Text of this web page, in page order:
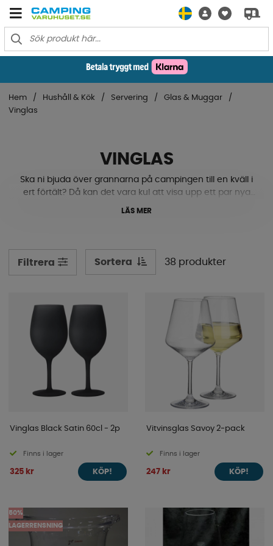
Hem Hushåll & Kök Servering
Glas & Muggar
Vinglas
VINGLAS
Ska ni bjuda över grannarna på campingen till en kväll i
ert förtält? Då kan det vara kul att visa upp ett par nya
fina vinglas till middagen. Vi har vitvinsglas och
tillverkade i kraftig plast tål de tapp och fallskador utan
problem, men en trasa kanske kan behövas.. Se vårt
LÄS MER
Filtrera Sortera 38 produkter
Vinglas Black Satin 60cl - 2p
Finns i lager
325 kr KÖP!
Vitvinsglas Savoy 2-pack
Finns i lager
247 kr KÖP!
50%
LAGERRENSNING